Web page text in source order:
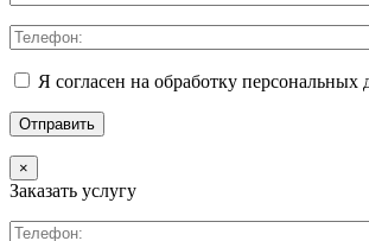
Я согласен на обработку персональных
×
Заказать услугу